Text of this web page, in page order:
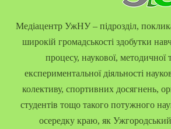
Медіацентр УжНУ – підрозділ,
широкій громадськості здобутки
процесу, наукової, методичної
експериментальної діяльності
колективу, спортивних досягнень,
студентів тощо такого потужного
осередку краю, як Ужгородський